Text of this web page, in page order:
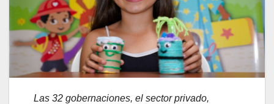
Las 32 gobernaciones, el sector privado,